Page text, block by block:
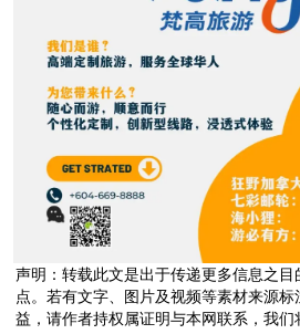
声明：转载此文是出于传递更多信息之
点。若有文字、图片及视频等素材来源
益，请作者持权属证明与本网联系，我们